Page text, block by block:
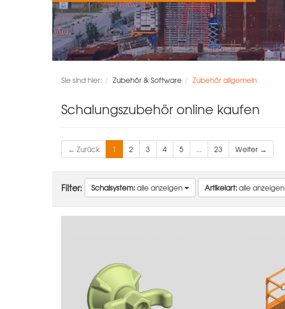
Sie sind hier: Zubehör & Software Zubehör allgemein
Schalungszubehör online kaufen
← Zurück 1 2 3 4 5 ... 23 Weiter →
Filter: Schalsystem:alle anzeigen Artikelart:alle anzeigen